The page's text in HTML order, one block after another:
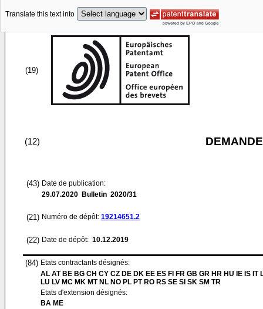
Translate this text into
(19)
(12)
(43) Date de publication:
29.07.2020 Bulletin 2020/31
(21) Numéro de dépôt: 19214651.2
(22) Date de dépôt: 10.12.2019
(84) Etats contractants désignés:
AL AT BE BG CH CY CZ DE DK EE ES FI FR GB GR HR HU IE IS IT
LU LV MC MK MT NL NO PL PT RO RS SE SI SK SM TR
Etats d'extension désignés:
BA ME